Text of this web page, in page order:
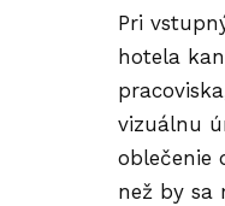
Pri
hotela
vizuálnu
oblečenie
než by sa